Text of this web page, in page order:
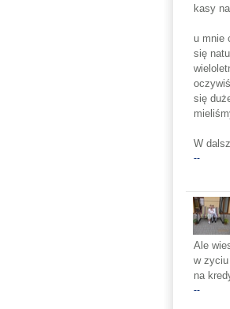
kasy
u mnie
się
się
W
--
Ale
w
na
--